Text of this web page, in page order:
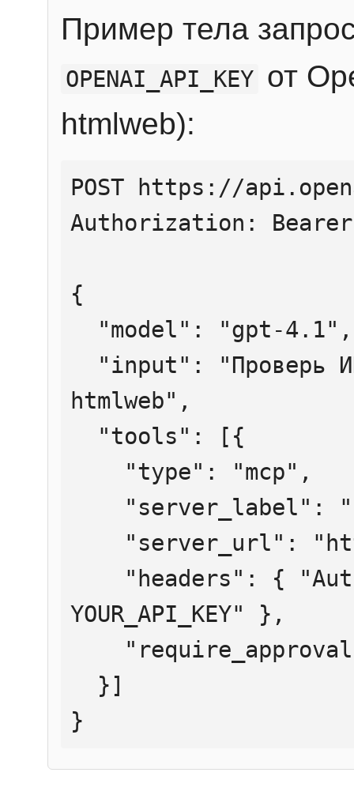
Пример тела
OPENAI_API_KEY от
htmlweb):
POST https://
Authorization:
{
htmlweb",
YOUR_API_KEY" },
}